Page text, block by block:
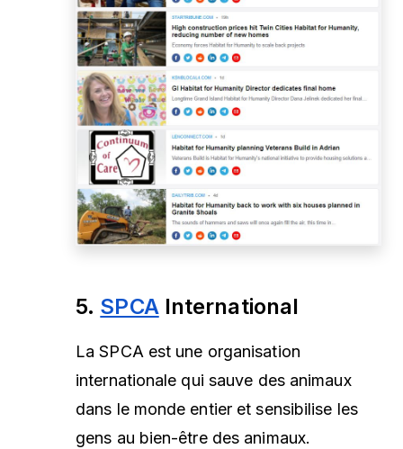
5. SPCA International
La SPCA est une organisation
internationale qui sauve des animaux
dans le monde entier et sensibilise les
gens au bien-être des animaux.